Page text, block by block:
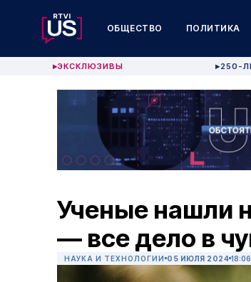
ОБЩЕСТВО ПОЛИТИКА
▶ЭКСКЛЮЗИВЫ ▶250-
Ученые нашли
— все дело в
НАУКА И ТЕХНОЛОГИИ 05 ИЮЛЯ 2024 18:06